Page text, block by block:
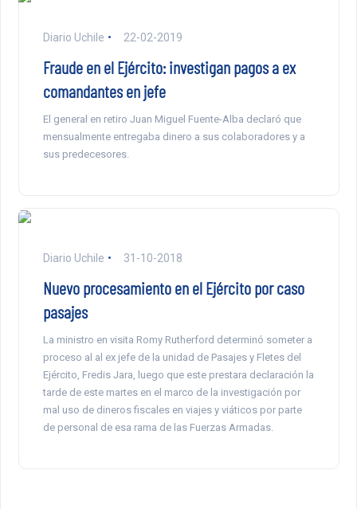
Diario Uchile 22-02-2019
Fraude en el Ejército: investigan pagos a ex
comandantes en jefe
El general en retiro Juan Miguel Fuente-Alba declaró que
mensualmente entregaba dinero a sus colaboradores y a
sus predecesores.
Diario Uchile 31-10-2018
Nuevo procesamiento en el Ejército por caso
pasajes
La ministro en visita Romy Rutherford determinó someter a
proceso al al ex jefe de la unidad de Pasajes y Fletes del
Ejército, Fredis Jara, luego que este prestara declaración la
tarde de este martes en el marco de la investigación por
mal uso de dineros fiscales en viajes y viáticos por parte
de personal de esa rama de las Fuerzas Armadas.